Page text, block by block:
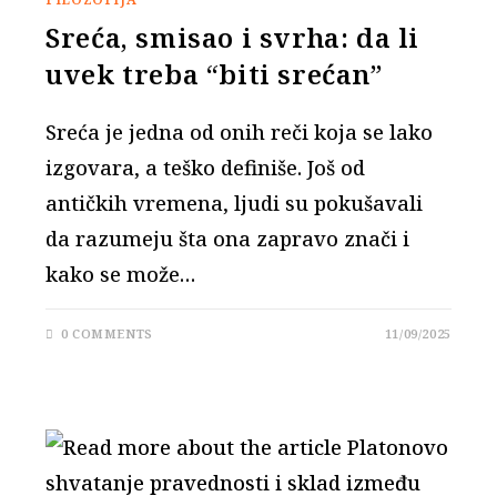
Sreća, smisao i svrha: da li
uvek treba “biti srećan”
Sreća je jedna od onih reči koja se lako
izgovara, a teško definiše. Još od
antičkih vremena, ljudi su pokušavali
da razumeju šta ona zapravo znači i
kako se može…
0 COMMENTS 11/09/2025